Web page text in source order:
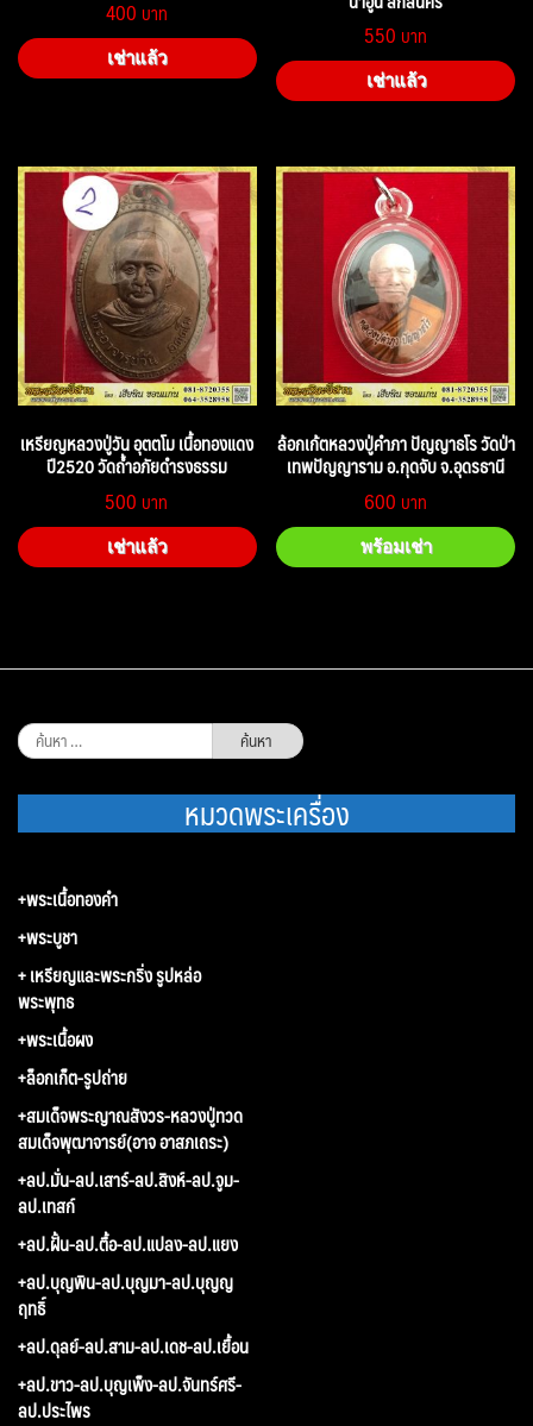
400
เช่าแล้ว
550
เช่าแล้ว
เหรียญหลวงปู่วัน อุตตโม เนื้อทองแดง
ปี2520 วัดถ้ำอภัยดำรงธรรม
500
เช่าแล้ว
ล้อกเก้ตหลวงปู่คำภา ปัญญาธโร วัดป่า
เทพปัญญาราม อ.กุดจับ จ.อุดรธานี
600
พร้อมเช่า
ค้นหา
สำหรับ:
หมวดพระเครื่อง
+พระเนื้อทองคำ
+พระบูชา
+ เหรียญและพระกริ่ง รูปหล่อ
พระพุทธ
+พระเนื้อผง
+ล็อกเก็ต-รูปถ่าย
+สมเด็จพระญาณสังวร-หลวงปู่ทวด
สมเด็จพุฒาจารย์(อาจ อาสภเถระ)
+ลป.มั่น-ลป.เสาร์-ลป.สิงห์-ลป.จูม-
ลป.เทสก์
+ลป.ฝั้น-ลป.ตื้อ-ลป.แปลง-ลป.แยง
+ลป.บุญพิน-ลป.บุญมา-ลป.บุญญ
ฤทธิ์
+ลป.ดุลย์-ลป.สาม-ลป.เดช-ลป.เยื้อน
+ลป.ขาว-ลป.บุญเพ็ง-ลป.จันทร์ศรี-
ลป.ประไพร